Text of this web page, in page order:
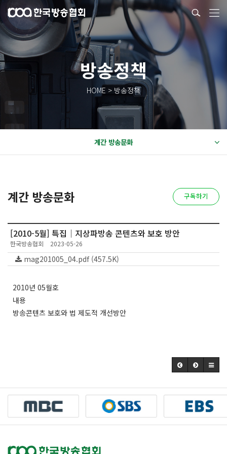
방송정책
HOME > 방송정책
계간 방송문화
계간 방송문화 구독하기
[2010-5월] 특집│지상파방송 콘텐츠와 보호 방안
한국방송협회 2023-05-26
mag201005_04.pdf (457.5K)
2010년 05월호
내용
방송콘텐츠 보호와 법 제도적 개선방안